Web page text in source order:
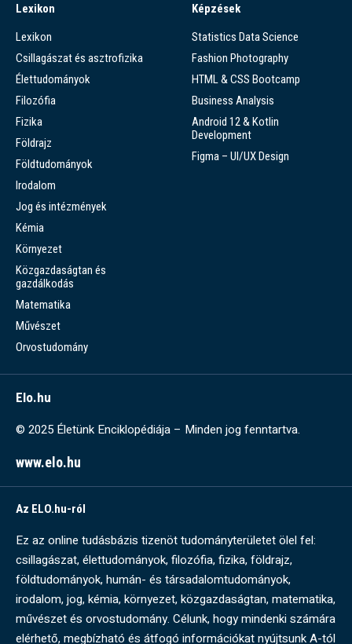
Lexikon
Lexikon
Csillagászat és asztrofizika
Élettudományok
Filozófia
Fizika
Földrajz
Földtudományok
Irodalom
Jog és intézmények
Kémia
Környezet
Közgazdaságtan és
gazdálkodás
Matematika
Művészet
Orvostudomány
Képzések
Statistics Data Science
Fashion Photography
HTML & CSS Bootcamp
Business Analysis
Android 12 & Kotlin
Development
Figma – UI/UX Design
Elo.hu
© 2025 Életünk Enciklopédiája – Minden jog fenntartva.
www.elo.hu
Az ELO.hu-ról
Ez az online tudásbázis tizenöt tudományterületet ölel fel:
csillagászat, élettudományok, filozófia, fizika, földrajz,
földtudományok, humán- és társadalomtudományok,
irodalom, jog, kémia, környezet, közgazdaságtan, matematika,
művészet és orvostudomány. Célunk, hogy mindenki számára
elérhető, megbízható és átfogó információkat nyújtsunk A-tól